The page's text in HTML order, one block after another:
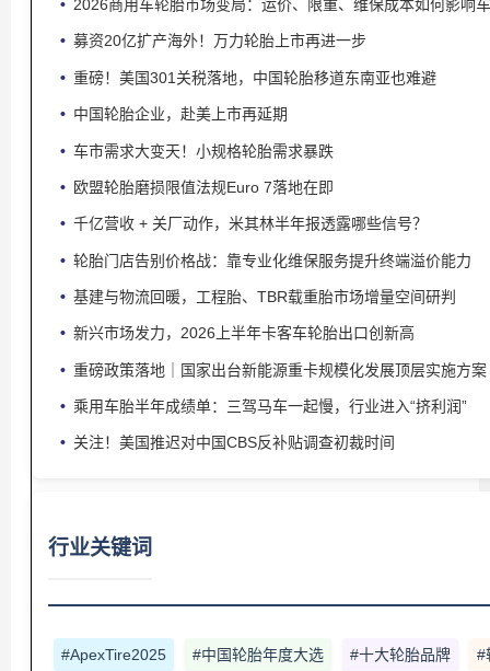
2026商用车轮胎市场变局：运价、限重、维保成本如何影响
募资20亿扩产海外！万力轮胎上市再进一步
重磅！美国301关税落地，中国轮胎移道东南亚也难避
中国轮胎企业，赴美上市再延期
车市需求大变天！小规格轮胎需求暴跌
欧盟轮胎磨损限值法规Euro 7落地在即
千亿营收 + 关厂动作，米其林半年报透露哪些信号？
轮胎门店告别价格战：靠专业化维保服务提升终端溢价能力
基建与物流回暖，工程胎、TBR载重胎市场增量空间研判
新兴市场发力，2026上半年卡客车轮胎出口创新高
重磅政策落地｜国家出台新能源重卡规模化发展顶层实施方案
乘用车胎半年成绩单：三驾马车一起慢，行业进入“挤利润”
关注！美国推迟对中国CBS反补贴调查初裁时间
行业关键词
#ApexTire2025 #中国轮胎年度大选 #十大轮胎品牌 #